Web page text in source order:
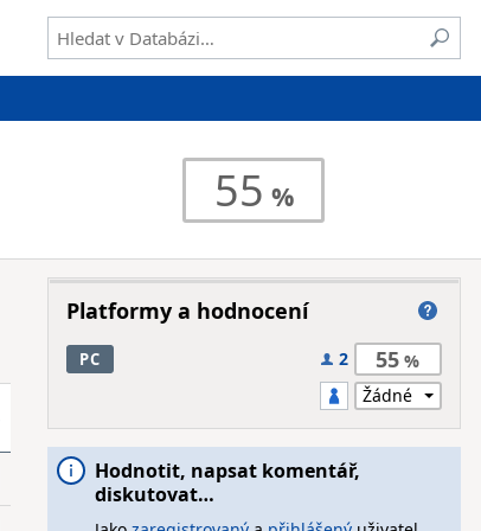
55
Platformy a hodnocení
PC 2 55
Hodnotit, napsat komentář,
diskutovat…